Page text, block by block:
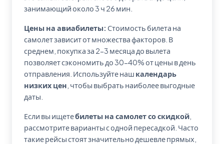
занимающий около 3 ч 26 мин.
Цены на авиабилеты: Стоимость билета на
самолет зависит от множества факторов. В
среднем, покупка за 2-3 месяца до вылета
позволяет сэкономить до 30-40% от цены в день
отправления. Используйте наш календарь
низких цен , чтобы выбрать наиболее выгодные
даты.
Если вы ищетебилеты на самолет со скидкой
рассмотрите варианты с одной пересадкой. Часто
такие рейсы стоят значительно дешевле прямых,